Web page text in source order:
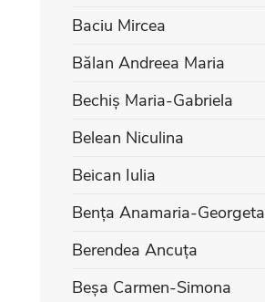
Baciu Mircea
Bălan Andreea Maria
Bechiș Maria-Gabriela
Belean Niculina
Beican Iulia
Bența Anamaria-Georgeta
Berendea Ancuța
Beșa Carmen-Simona